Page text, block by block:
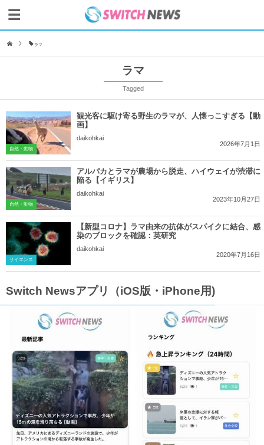
ラマ
ラマ
Tagged
自然・動物
観光客に駆け寄る野生のラマが、人懐っこすぎる【動
画】
daikohkai
2026年7月1日
自然・動物
アルパカとラマが農場から脱走、ハイウェイが渋滞に
陥る【イギリス】
daikohkai
2023年10月27日
サイエンス
【新型コロナ】ラマ由来の抗体がスパイクに結合、感
染のブロックを確認：英研究
daikohkai
2020年7月16日
Switch Newsアプリ（iOS版・iPhone用)